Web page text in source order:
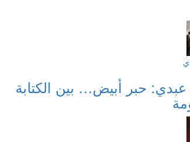
عبدي: حبر أبيض… بين الكتابة